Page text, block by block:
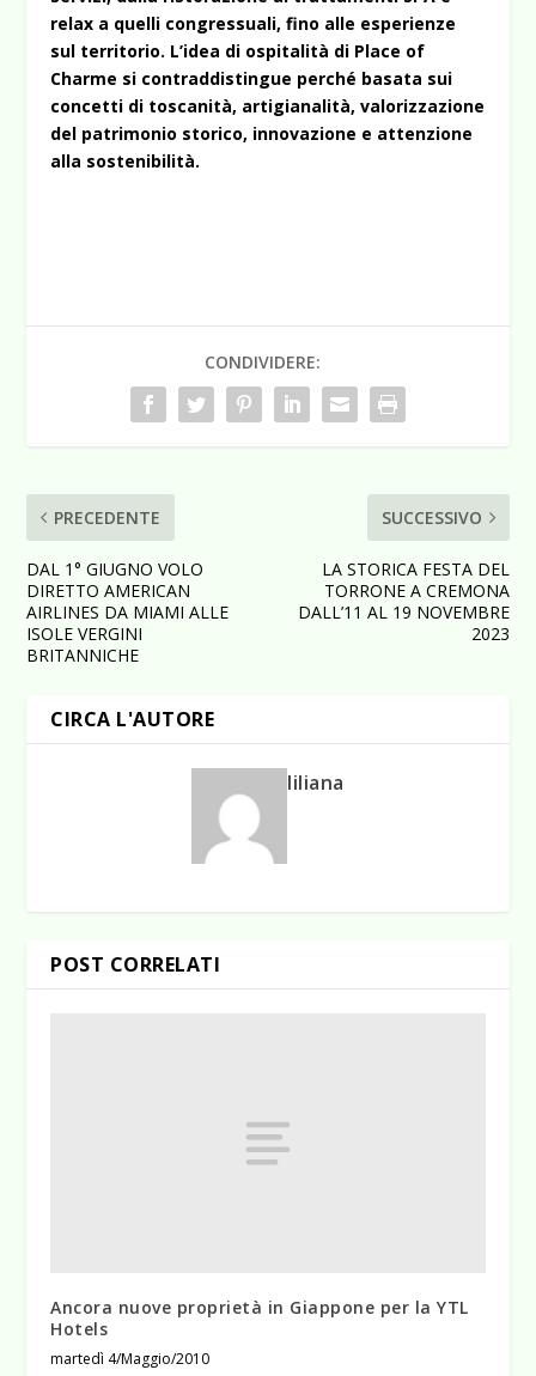
relax a quelli congressuali, fino alle esperienze
sul territorio. L’idea di ospitalità di Place of
Charme si contraddistingue perché basata sui
concetti di toscanità, artigianalità, valorizzazione
del patrimonio storico, innovazione e attenzione
alla sostenibilità.
CONDIVIDERE:
PRECEDENTE
DAL 1° GIUGNO VOLO
DIRETTO AMERICAN
AIRLINES DA MIAMI ALLE
ISOLE VERGINI
BRITANNICHE
SUCCESSIVO
LA STORICA FESTA DEL
TORRONE A CREMONA
DALL’11 AL 19 NOVEMBRE
2023
CIRCA L'AUTORE
liliana
POST CORRELATI
Ancora nuove proprietà in Giappone per la YTL
Hotels
martedì 4/Maggio/2010